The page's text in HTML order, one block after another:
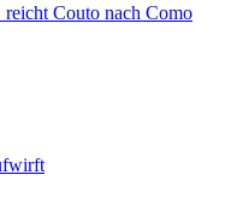
Couto nach Como